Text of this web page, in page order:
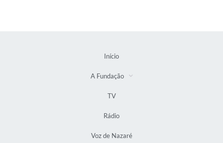
Início
A Fundação
TV
Rádio
Voz de Nazaré